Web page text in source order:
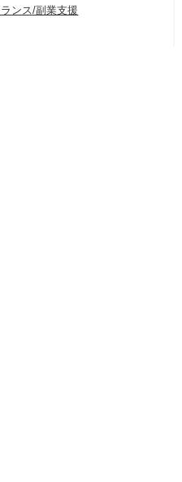
ンス/副業支援